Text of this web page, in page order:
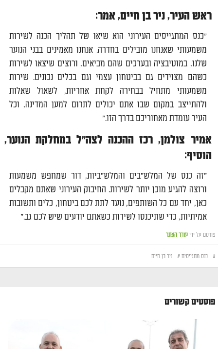
ראש העיר, ניר בן חיים, אמר:
״כנס המתגייסים העירוני הוא שיאו של תהליך הכנה לשירות
משמעותי שאנחנו מובילים בחדרה. אנחנו מאמינים בבני הנוער
שלנו, במוטיבציה ובערכים שהם מביאים, ורוצים שיצאו לשירות
כשהם מצוידים גם בביטחון עצמי וגם בכלים נכונים. שירות
משמעותי מתחיל בבחירה לקחת אחריות, לשאול שאלות
ולהתייצב במקום שבו אתם יכולים לתרום למען המדינה, וכל
העיר עומדת מאחוריכם בדרך הזו.”
אמיר צולמן, רכז ההכנה לצה״ל במחלקת הנוער,
הוסיף:
״זה כנס של המלש״בים והמלש״ביות, דור שמחפש משמעות
ורוצה להגיע מוכן יותר לשירות. החיבוק העירוני שאתם מקבלים
כאן, יחד עם כל השותפים, נועד לתת לכם ביטחון, כלים ותשובות
אמיתיות, כדי שתיכנסו לשירות כשאתם יודעים שיש לכם גב.”
פורסם על ידי עורך האתר
# כנס מתגייסים # ניר בן חיים
פוסטים קשורים